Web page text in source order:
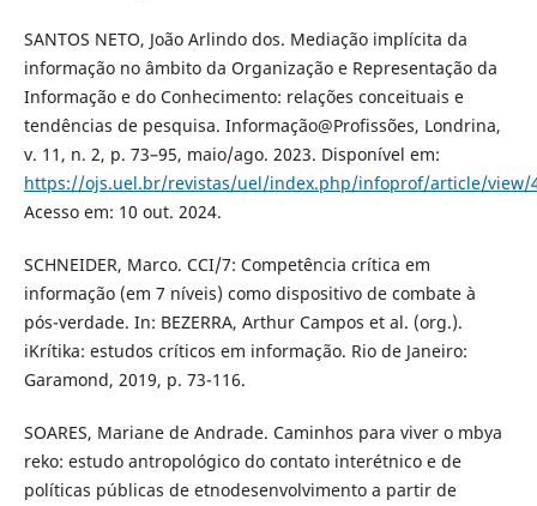
SANTOS NETO, João Arlindo dos. Mediação implícita da
informação no âmbito da Organização e Representação da
Informação e do Conhecimento: relações conceituais e
tendências de pesquisa. Informação@Profissões, Londrina,
v. 11, n. 2, p. 73–95, maio/ago. 2023. Disponível em:
https://ojs.uel.br/revistas/uel/index.php/infoprof/article/view/
Acesso em: 10 out. 2024.
SCHNEIDER, Marco. CCI/7: Competência crítica em
informação (em 7 níveis) como dispositivo de combate à
pós-verdade. In: BEZERRA, Arthur Campos et al. (org.).
iKrítika: estudos críticos em informação. Rio de Janeiro:
Garamond, 2019, p. 73-116.
SOARES, Mariane de Andrade. Caminhos para viver o mbya
reko: estudo antropológico do contato interétnico e de
políticas públicas de etnodesenvolvimento a partir de